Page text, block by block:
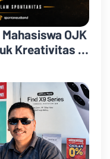
OJK
Kreativitas di